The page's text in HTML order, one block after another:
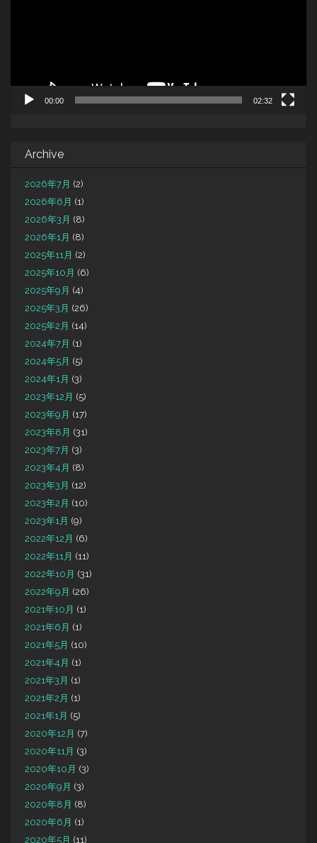
00:00 02:32
Archive
2026年7月 (2)
2026年6月 (1)
2026年3月 (8)
2026年1月 (8)
2025年11月 (2)
2025年10月 (6)
2025年9月 (4)
2025年3月 (26)
2025年2月 (14)
2024年7月 (1)
2024年5月 (5)
2024年1月 (3)
2023年12月 (5)
2023年9月 (17)
2023年8月 (31)
2023年7月 (3)
2023年4月 (8)
2023年3月 (12)
2023年2月 (10)
2023年1月 (9)
2022年12月 (6)
2022年11月 (11)
2022年10月 (31)
2022年9月 (26)
2021年10月 (1)
2021年6月 (1)
2021年5月 (10)
2021年4月 (1)
2021年3月 (1)
2021年2月 (1)
2021年1月 (5)
2020年12月 (7)
2020年11月 (3)
2020年10月 (3)
2020年9月 (3)
2020年8月 (8)
2020年6月 (1)
2020年5月 (11)